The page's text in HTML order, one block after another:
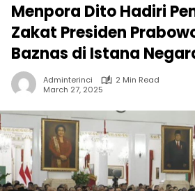
Menpora Dito Hadiri
Zakat Presiden
Baznas di Istana
Adminterinci
2 Min Read
March 27, 2025